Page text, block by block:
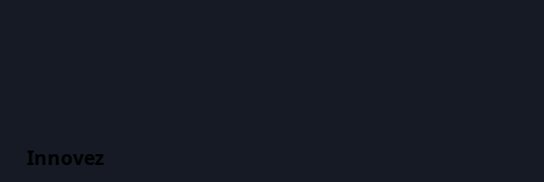
Innovez